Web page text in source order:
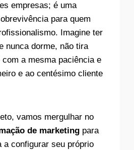
empresas; é uma
para quem
Imagine ter
nunca dorme, não tira
a mesma paciência e
e ao centésimo cliente
vamos mergulhar no
de marketing para
a configurar seu próprio